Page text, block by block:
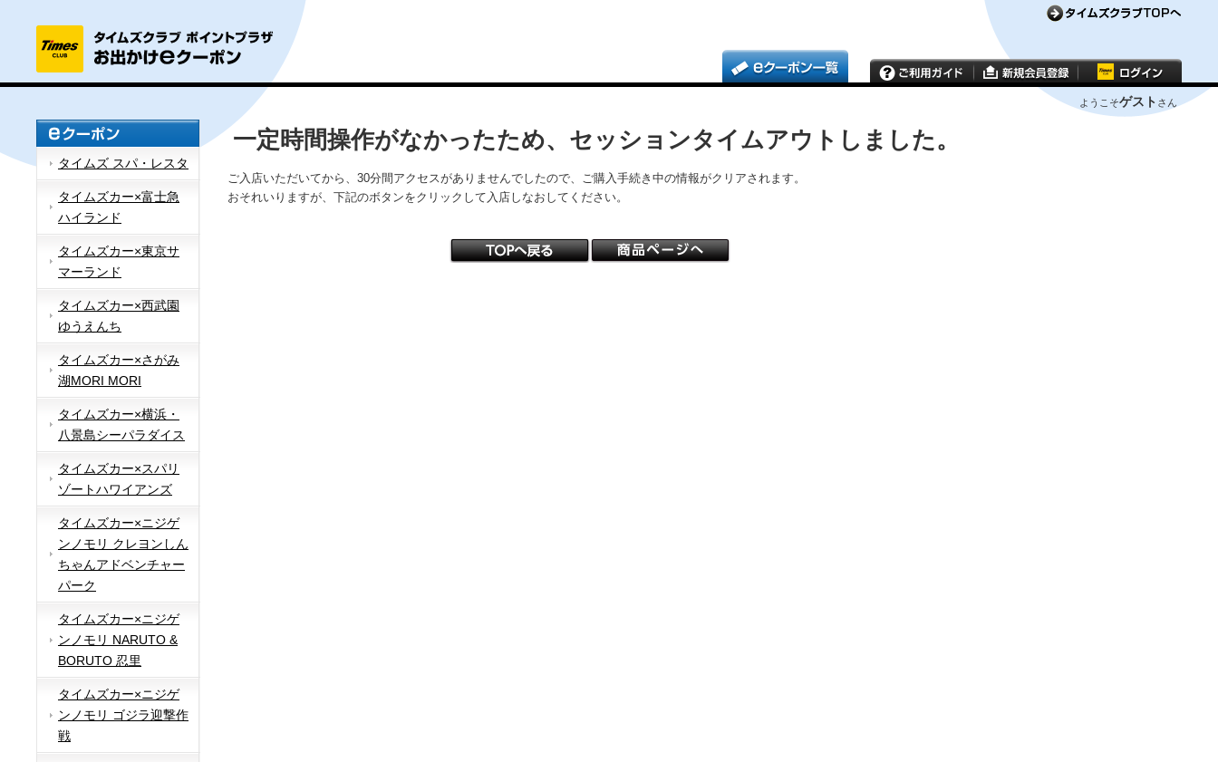
ようこそゲスト さん
タイムズ スパ・レスタ
タイムズカー×富士急
ハイランド
タイムズカー×東京サ
マーランド
タイムズカー×西武園
ゆうえんち
タイムズカー×さがみ
湖MORI MORI
タイムズカー×横浜・
八景島シーパラダイス
タイムズカー×スパリ
ゾートハワイアンズ
タイムズカー×ニジゲ
ンノモリ クレヨンしん
ちゃんアドベンチャー
パーク
タイムズカー×ニジゲ
ンノモリ NARUTO &
BORUTO 忍里
タイムズカー×ニジゲ
ンノモリ ゴジラ迎撃作
戦
一定時間操作がなかったため、セッションタイムアウトしました。
ご入店いただいてから、30分間アクセスがありませんでしたので、ご購入手続き中の情報がクリアされます。
おそれいりますが、下記のボタンをクリックして入店しなおしてください。